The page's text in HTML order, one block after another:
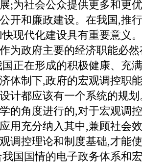
;为社会公众提供更多和更
开和廉政建设。在我国,推
现代化建设具有重要意义。
政府主要的经济职能必然
正在形成的积极健康、充
体制下,政府的宏观调控职
计都应该有一个系统的规
的角度进行的,对于宏观调
用充分纳入其中,兼顾社会
调控理论和制度基础,才能
国国情的电子政务体系和